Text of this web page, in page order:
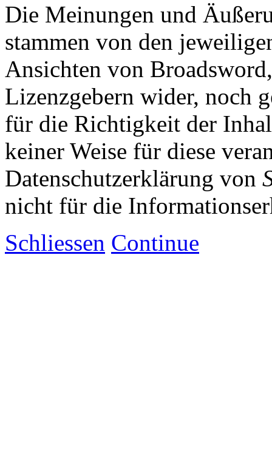
Die Meinungen und
stammen von den
Ansichten von
Lizenzgebern wider, noch
für die Richtigkeit der
keiner Weise für diese
Datenschutzerklärung von
nicht für die
Schliessen Continue